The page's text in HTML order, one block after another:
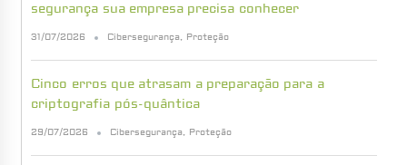
segurança sua empresa precisa conhecer
31/07/2026 Cibersegurança, Proteção
Cinco erros que atrasam a preparação para a
criptografia pós-quântica
29/07/2026 Cibersegurança, Proteção